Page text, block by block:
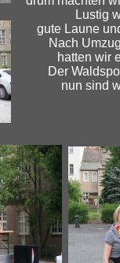
Lustig
gute Laune
Nach
hatten wir
Der
nun sind